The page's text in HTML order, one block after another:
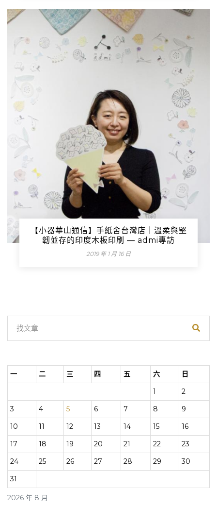
【小器華山通信】手紙舍台灣店｜溫柔與堅
韌並存的印度木板印刷 — admi專訪
2019 年 1 月 16 日
2026 年 8 月
一 二 三 四 五 六
日
1
2
3
4 5 6 7 8
9
10
11 12 13 14 15
16
17
18 19 20 21 22
23
24
25 26 27 28 29
30
31